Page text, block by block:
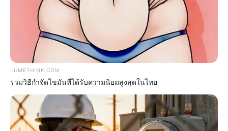
Erase Joint Agony In 7 Days With This Simple
Trick! It's Genius
FORGE BODY
LUMETHINK.COM
รวมวิธีกำจัดไขมันที่ได้รับความนิยมสูงสุดในไทย